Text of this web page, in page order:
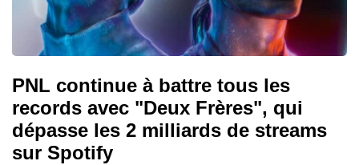
PNL continue à battre tous les
records avec "Deux Frères", qui
dépasse les 2 milliards de streams
sur Spotify